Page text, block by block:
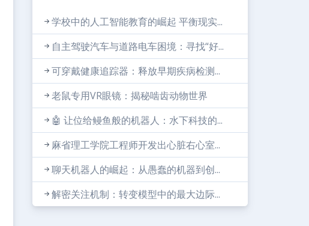
学校中的人工智能教育的崛起 平衡现实...
自主驾驶汽车与道路电车困境：寻找“好...
可穿戴健康追踪器：释放早期疾病检测...
老鼠专用VR眼镜：揭秘啮齿动物世界
🤖 让位给鳗鱼般的机器人：水下科技的...
麻省理工学院工程师开发出心脏右心室...
聊天机器人的崛起：从愚蠢的机器到创...
解密关注机制：转变模型中的最大边际...